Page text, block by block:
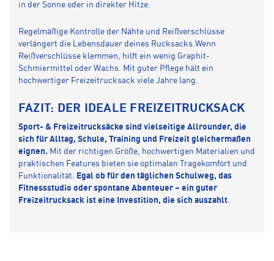
in der Sonne oder in direkter Hitze.
Regelmäßige Kontrolle der Nähte und Reißverschlüsse
verlängert die Lebensdauer deines Rucksacks.Wenn
Reißverschlüsse klemmen, hilft ein wenig Graphit-
Schmiermittel oder Wachs. Mit guter Pflege hält ein
hochwertiger Freizeitrucksack viele Jahre lang.
FAZIT: DER IDEALE FREIZEITRUCKSACK
Sport- & Freizeitrucksäcke sind vielseitige Allrounder, die
sich für Alltag, Schule, Training und Freizeit gleichermaßen
eignen. Mit der richtigen Größe, hochwertigen Materialien und
praktischen Features bieten sie optimalen Tragekomfort und
Funktionalität. Egal ob für den täglichen Schulweg, das
Fitnessstudio oder spontane Abenteuer – ein guter
Freizeitrucksack ist eine Investition, die sich auszahlt.